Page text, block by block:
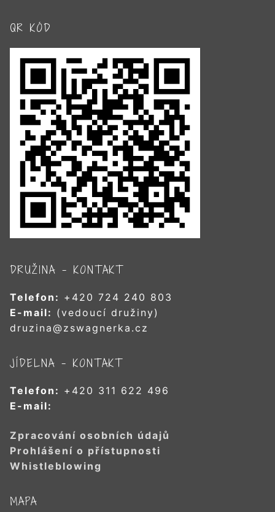
QR KÓD
DRUŽINA – KONTAKT
Telefon: +420 724 240 803
E-mail: (vedoucí družiny)
druzina@zswagnerka.cz
JÍDELNA – KONTAKT
Telefon: +420 311 622 496
E-mail:
Zpracování osobních údajů
Prohlášení o přístupnosti
Whistleblowing
MAPA